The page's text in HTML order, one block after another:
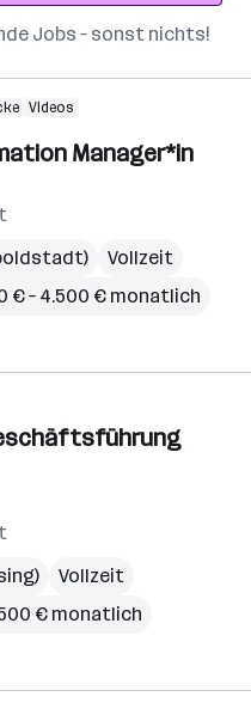
Jobs – sonst nichts!
Videos
Manager*in
Vollzeit
€ – 4.500 € monatlich
Vollzeit
€ monatlich